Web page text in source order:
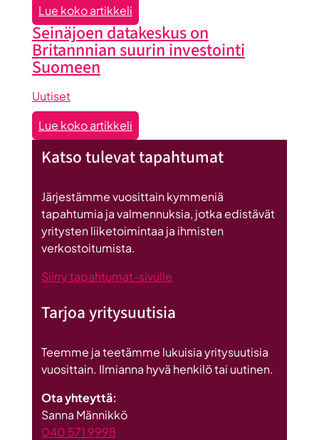
hyödyt
ryhmän
tuesta
Lue koko artikkeli:
Maailma
löysi
Seinäjoen
Seinäjoen datakeskus on
Britannnian suurin investointi
Suomeen
Uutiset
Lue koko artikkeli:
Seinäjoen
datakeskus
Britannnian
suurin
investointi
Katso tulevat tapahtumat
Järjestämme vuosittain kymmeniä
tapahtumia ja valmennuksia, jotka edistävät
yritysten liiketoimintaa ja ihmisten
verkostoitumista.
Siirry tapahtumat-sivulle
Tarjoa yritysuutisia
Teemme ja teetämme lukuisia yritysuutisia
vuosittain. Ilmianna hyvä henkilö tai uutinen.
Ota yhteyttä:
Sanna Männikkö
040 571 9998